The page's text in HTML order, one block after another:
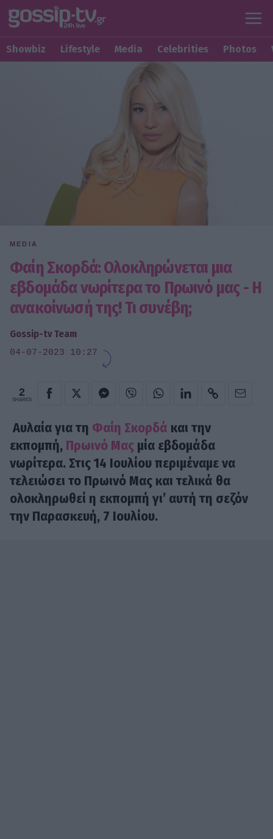
Showbiz Lifestyle Media Celebrities Photos
MEDIA
Φαίη Σκορδά: Ολοκληρώνεται μια
εβδομάδα νωρίτερα το Πρωινό μας - Η
ανακοίνωσή της! Τι συνέβη;
Gossip-tv Team
04-07-2023 10:27
2
SHARES
Αυλαία για τη Φαίη Σκορδά και την
εκπομπή, Πρωινό Μας μία εβδομάδα
νωρίτερα. Στις 14 Ιουλίου περιμέναμε να
τελειώσει το Πρωινό Μας και τελικά θα
ολοκληρωθεί η εκπομπή γι’ αυτή τη σεζόν
την Παρασκευή, 7 Ιουλίου.